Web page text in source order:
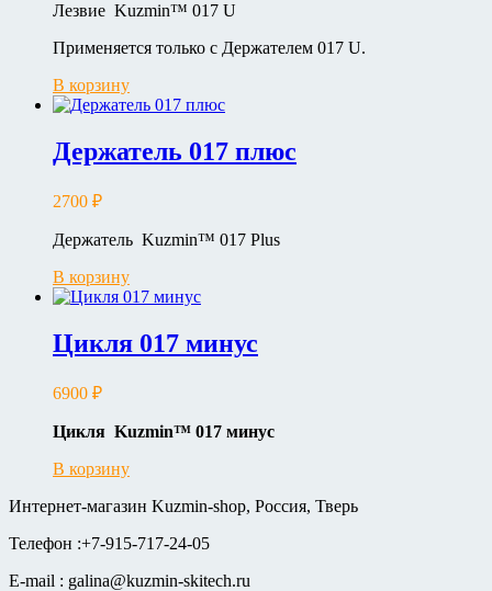
Лезвие Kuzmin™ 017 U
Применяется только с Держателем 017 U.
В корзину
Держатель 017 плюс
2700 ₽
Держатель Kuzmin™ 017 Plus
В корзину
Цикля 017 минус
6900 ₽
Цикля Kuzmin™ 017 минус
В корзину
Интернет-магазин Kuzmin-shop, Россия, Тверь
Телефон :+7-915-717-24-05
E-mail : galina@kuzmin-skitech.ru